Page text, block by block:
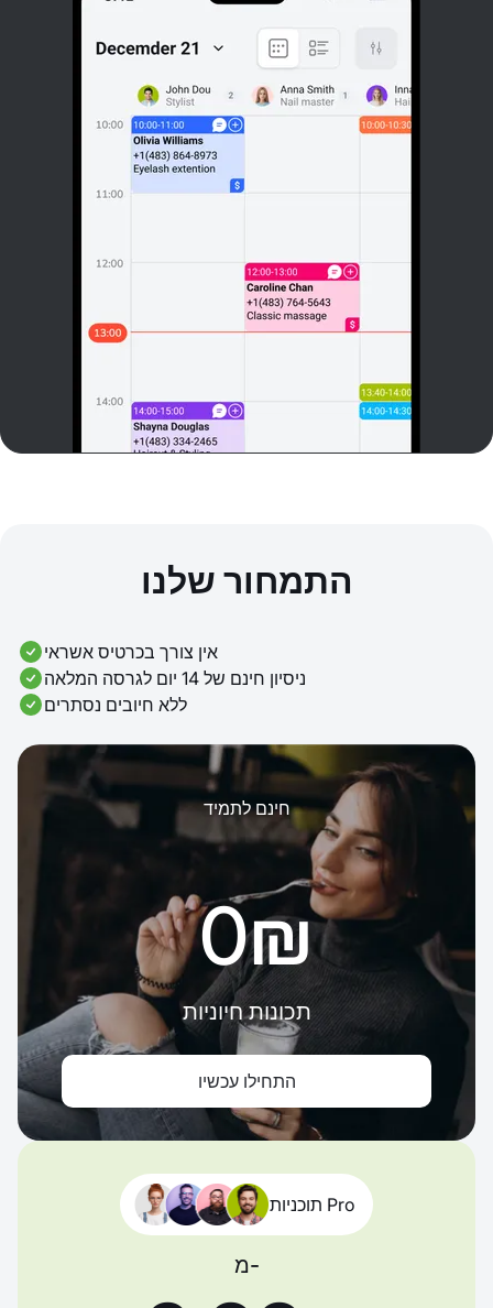
התמחור שלנו
אין צורך בכרטיס אשראי
ניסיון חינם של 14 יום לגרסה המלאה
ללא חיובים נסתרים
חינם לתמיד
‏0 ‏₪
תכונות חיוניות
התחילו עכשיו
תוכניות Pro
מ-